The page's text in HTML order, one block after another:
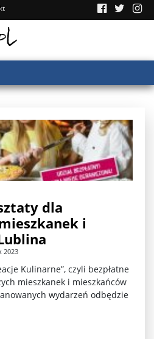
dla
i
2023
Kulinarne”, czyli bezpłatne
mieszkanek i mieszkańców
wydarzeń odbędzie